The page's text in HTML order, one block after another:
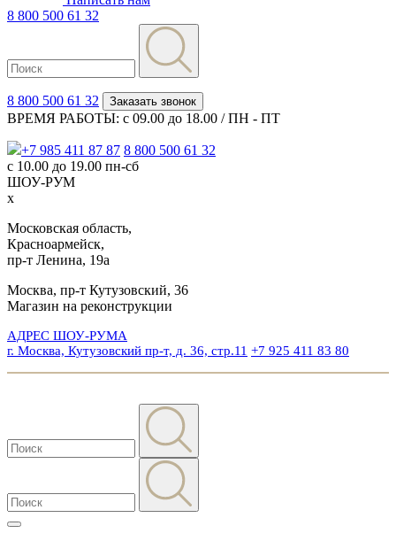
8 800 500 61 32
8 800 500 61 32 Заказать звонок
ВРЕМЯ РАБОТЫ: с 09.00 до 18.00 / ПН - ПТ
+7 985 411 87 87 8 800 500 61 32
с 10.00 до 19.00 пн-сб
ШОУ-РУМ
x
Московская область,
Красноармейск,
пр-т Ленина, 19а
Москва, пр-т Кутузовский, 36
Магазин на реконструкции
АДРЕС ШОУ-РУМА
г. Москва, Кутузовский пр-т, д. 36, стр.11 +7 925 411 83 80